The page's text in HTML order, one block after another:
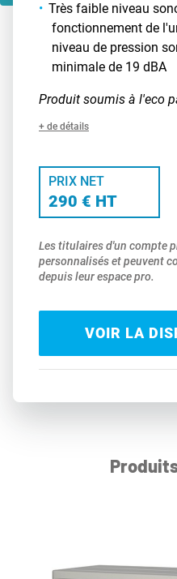
Très faible niveau
fonctionnement de
niveau de pression
minimale de 19 dBA
Produit soumis à l'eco
+ de détails
PRIX NET
290 € HT
Les titulaires d'un compte
personnalisés et peuvent
depuis leur espace pro.
VOIR LA